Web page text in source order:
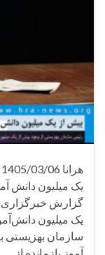
یک میلیون دانش
گزارش خبرگزاری
یک میلیون
سازمان بهزیستی